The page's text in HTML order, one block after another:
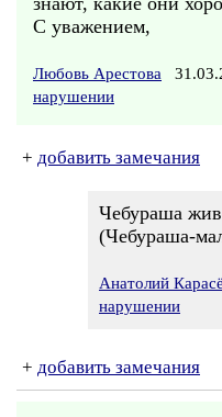
С уважением,
Любовь Арестова
нарушении
+ добавить замечания
Чебураша
(Чебураша-
Анатолий
нарушении
+ добавить замечания